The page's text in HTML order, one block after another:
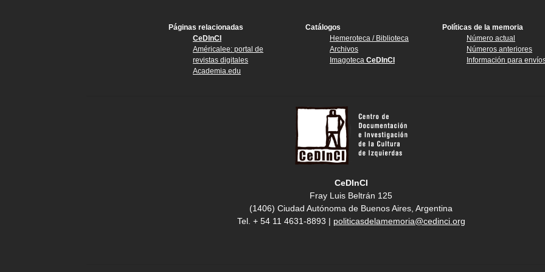
Páginas relacionadas
CeDInCI
Américalee: portal de
revistas digitales
Academia.edu
Catálogos
Hemeroteca / Biblioteca
Archivos
Imagoteca CeDInCI
Políticas de la memoria
Número actual
Números anteriores
Información para
CeDInCI
Fray Luis Beltrán 125
(1406) Ciudad Autónoma de Buenos Aires, Argentina
Tel. + 54 11 4631-8893 | politicasdelamemoria@cedinci.org